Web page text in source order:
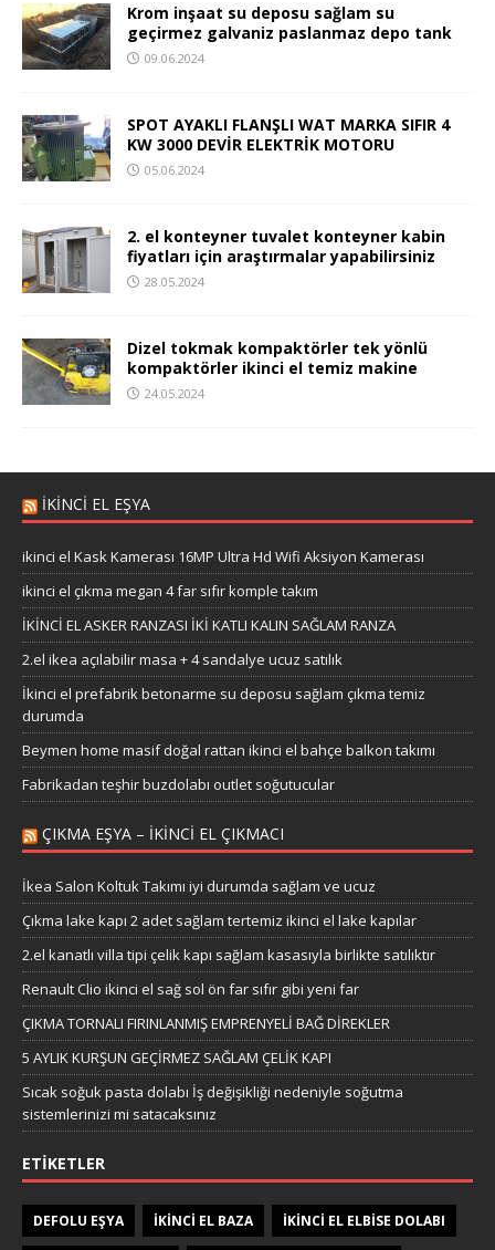
Krom inşaat su deposu sağlam su
geçirmez galvaniz paslanmaz depo tank
09.06.2024
SPOT AYAKLI FLANŞLI WAT MARKA SIFIR 4
KW 3000 DEVİR ELEKTRİK MOTORU
05.06.2024
2. el konteyner tuvalet konteyner kabin
fiyatları için araştırmalar yapabilirsiniz
28.05.2024
Dizel tokmak kompaktörler tek yönlü
kompaktörler ikinci el temiz makine
24.05.2024
İKİNCİ EL EŞYA
ikinci el Kask Kamerası 16MP Ultra Hd Wifi Aksiyon Kamerası
ikinci el çıkma megan 4 far sıfır komple takım
İKİNCİ EL ASKER RANZASI İKİ KATLI KALIN SAĞLAM RANZA
2.el ikea açılabilir masa + 4 sandalye ucuz satılık
İkinci el prefabrik betonarme su deposu sağlam çıkma temiz
durumda
Beymen home masif doğal rattan ikinci el bahçe balkon takımı
Fabrikadan teşhir buzdolabı outlet soğutucular
ÇIKMA EŞYA – IKINCI EL ÇIKMACI
İkea Salon Koltuk Takımı iyi durumda sağlam ve ucuz
Çıkma lake kapı 2 adet sağlam tertemiz ikinci el lake kapılar
2.el kanatlı villa tipi çelik kapı sağlam kasasıyla birlikte satılıktır
Renault Clio ikinci el sağ sol ön far sıfır gibi yeni far
ÇIKMA TORNALI FIRINLANMIŞ EMPRENYELİ BAĞ DİREKLER
5 AYLIK KURŞUN GEÇİRMEZ SAĞLAM ÇELİK KAPI
Sıcak soğuk pasta dolabı İş değişikliği nedeniyle soğutma
sistemlerinizi mi satacaksınız
ETIKETLER
DEFOLU EŞYA IKINCI EL BAZA IKINCI EL ELBISE DOLABI